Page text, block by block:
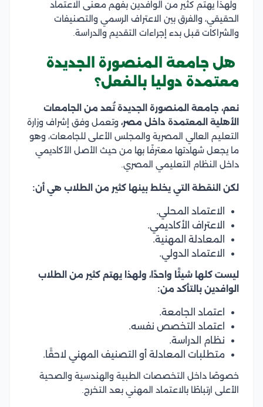
ولهذا يهتم كثير من الوافدين بفهم معنى الاعتماد
الحقيقي، والفرق بين الاعتراف الرسمي والتصنيفات
والشراكات قبل بدء إجراءات التقديم والدراسة.
هل جامعة المنصورة الجديدة
معتمدة دوليا بالفعل؟
نعم، جامعة المنصورة الجديدة تُعد من الجامعات
الأهلية المعتمدة داخل مصر، وتعمل وفق إشراف وزارة
التعليم العالي المصرية والمجلس الأعلى للجامعات، وهو
ما يجعل شهادتها معترفًا بها من حيث الأصل الأكاديمي
داخل النظام التعليمي المصري.
لكن النقطة التي يخلط بينها كثير من الطلاب هي أن:
الاعتماد المحلي.
الاعتراف الأكاديمي.
المعادلة المهنية.
الاعتماد الدولي.
ليست كلها شيئًا واحدًا، ولهذا يهتم كثير من الطلاب
الوافدين بالتأكد من:
اعتماد الجامعة.
اعتماد التخصص نفسه.
نظام الدراسة.
متطلبات المعادلة أو التصنيف المهني لاحقًا.
خصوصًا داخل التخصصات الطبية والهندسية والصحية
الأعلى ارتباطًا بالاعتماد المهني بعد التخرج.